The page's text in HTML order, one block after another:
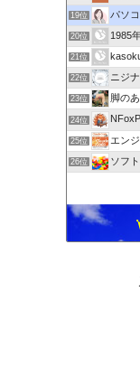
19位 パソ
20位 1985年
21位
22位 ニジ
23位 脚の
24位
25位 エン
26位
ソフト